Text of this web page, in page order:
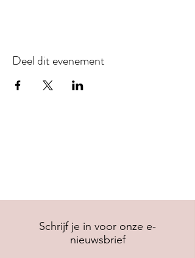
Deel dit evenement
Schrijf je in voor onze e-
nieuwsbrief